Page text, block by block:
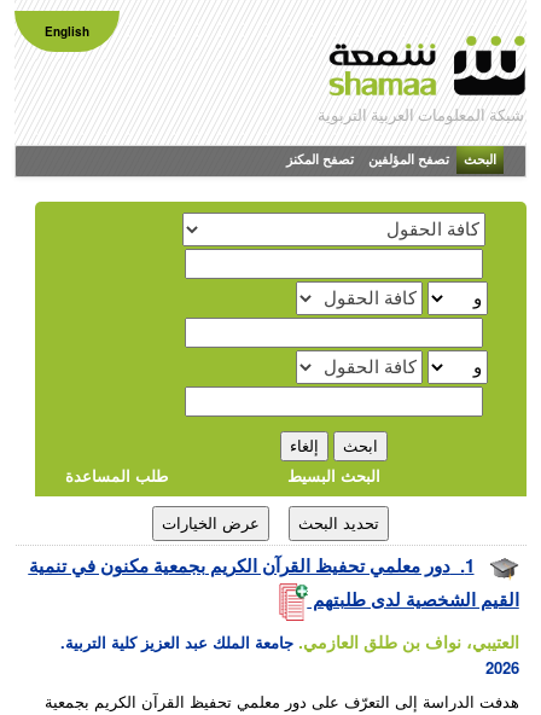
English
شبكة المعلومات العربية التربوية
البحث تصفح المؤلفين تصفح المكنز
البحث البسيط طلب المساعدة
تحديد البحث عرض الخيارات
1. دور معلمي تحفيظ القرآن الكريم بجمعية مكنون في تنمية
القيم الشخصية لدى طلبتهم
العتيبي، نواف بن طلق العازمي.جامعة الملك عبد العزيز كلية التربية.
2026
هدفت الدراسة إلى التعرّف على دور معلمي تحفيظ القرآن الكريم بجمعية